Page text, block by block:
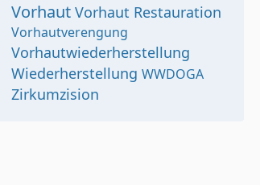
Vorhaut Vorhaut Restauration
Vorhautverengung
Vorhautwiederherstellung
Wiederherstellung WWDOGA
Zirkumzision